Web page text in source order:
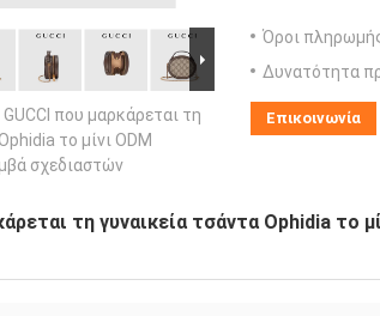
GUCCI που μαρκάρεται τη
το μίνι ODM
σχεδιαστών
Όροι
Δυνατότητα
Επικοινωνία
τη γυναικεία τσάντα Ophidia